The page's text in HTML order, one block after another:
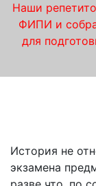
Наши
ФИПИ и
для
История не
экзамена